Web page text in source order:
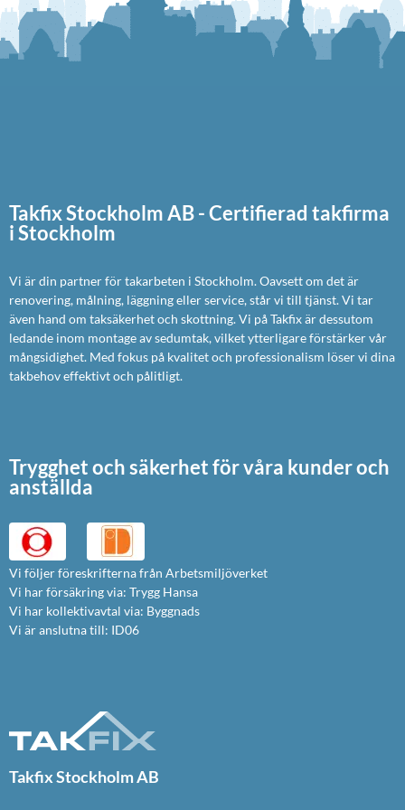
Takfix Stockholm AB - Certifierad takfirma
i Stockholm
Vi är din partner för takarbeten i Stockholm. Oavsett om det är
renovering, målning, läggning eller service, står vi till tjänst. Vi tar
även hand om taksäkerhet och skottning. Vi på Takfix är dessutom
ledande inom montage av sedumtak, vilket ytterligare förstärker vår
mångsidighet. Med fokus på kvalitet och professionalism löser vi dina
takbehov effektivt och pålitligt.
Trygghet och säkerhet för våra kunder och
anställda
Vi följer föreskrifterna från Arbetsmiljöverket
Vi har försäkring via: Trygg Hansa
Vi har kollektivavtal via: Byggnads
Vi är anslutna till: ID06
Takfix Stockholm AB